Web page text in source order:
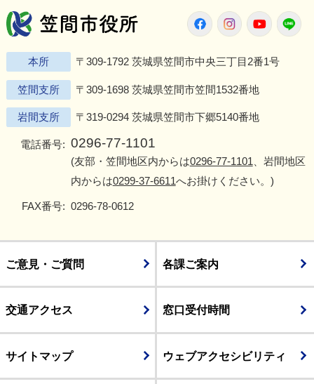
笠間市役所
TwitterFacebookInstagram
本所 〒309-1792 茨城県笠間市中央三丁目2番1号
笠間支所 〒309-1698 茨城県笠間市笠間1532番地
岩間支所 〒319-0294 茨城県笠間市下郷5140番地
電話番号: 0296-77-1101
(友部・笠間地区内からは0296-77-1101 、岩間地区
内からは0299-37-6611へお掛けください。)
FAX番号: 0296-78-0612
ご意見・ご質問 各課ご案内
交通アクセス 窓口受付時間
サイトマップ ウェブアクセシビリティ